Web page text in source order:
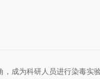
成为科研人员进行染毒实验